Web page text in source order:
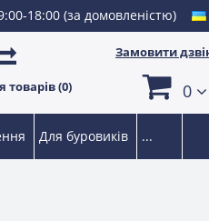
18:00 (за домовленістю)
товарів (0)
Замовити
0
Для буровиків ...